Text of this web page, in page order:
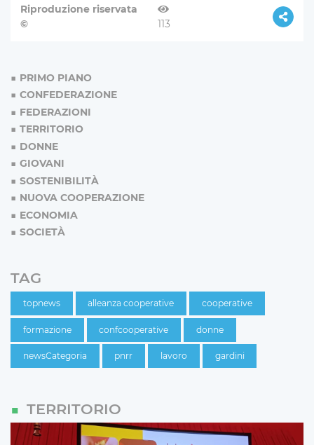
Riproduzione riservata
©
113
PRIMO PIANO
CONFEDERAZIONE
FEDERAZIONI
TERRITORIO
DONNE
GIOVANI
SOSTENIBILITÀ
NUOVA COOPERAZIONE
ECONOMIA
SOCIETÀ
TAG
topnews alleanza cooperative cooperative
formazione confcooperative donne
newsCategoria pnrr lavoro gardini
TERRITORIO